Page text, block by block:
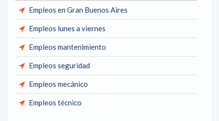
Empleos en Gran Buenos Aires
Empleos lunes a viernes
Empleos mantenimiento
Empleos seguridad
Empleos mecánico
Empleos técnico